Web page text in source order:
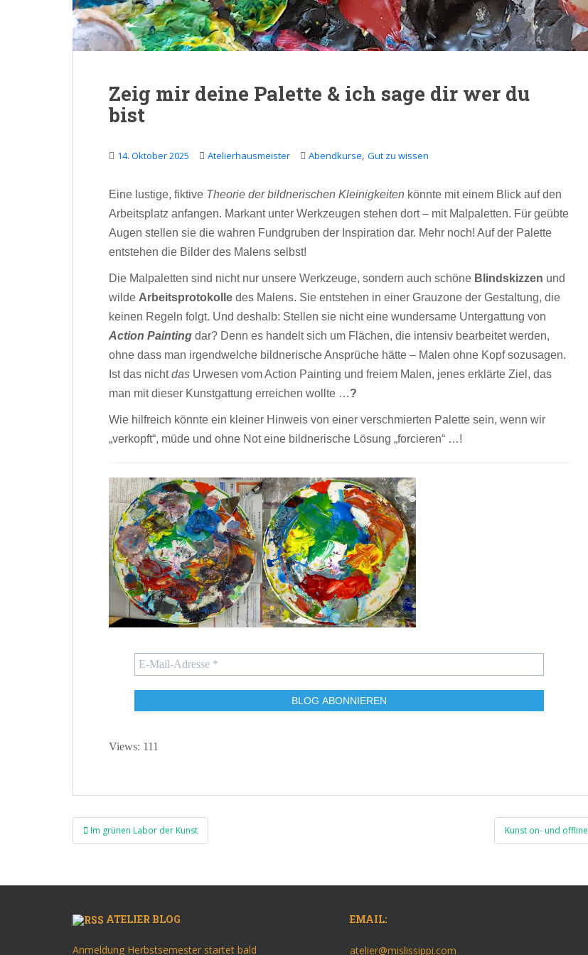
Zeig mir deine Palette & ich sage dir wer du
bist
14. Oktober 2025 Atelierhausmeister Abendkurse, Gut zu wissen
Eine lustige, fiktive Theorie der bildnerischen Kleinigkeiten könnte mit einem Blick auf den
Arbeitsplatz anfangen. Markant unter Werkzeugen stehen dort – mit Malpaletten. Für geübte
Augen stellen sie die wahren Fundgruben der Inspiration dar. Mehr noch! Auf der Palette
entstehen die Bilder des Malens selbst!
Die Malpaletten sind nicht nur unsere Werkzeuge, sondern auch schöne Blindskizzen und
wilde Arbeitsprotokolle des Malens. Sie entstehen in einer Grauzone der Gestaltung, die
keinen Regeln folgt. Und deshalb: Stellen sie nicht eine wundersame Untergattung von
Action Painting dar? Denn es handelt sich um Flächen, die intensiv bearbeitet werden,
ohne dass man irgendwelche bildnerische Ansprüche hätte – Malen ohne Kopf sozusagen.
Ist das nichtdas Urwesen vom Action Painting und freiem Malen, jenes erklärte Ziel, das
man mit dieser Kunstgattung erreichen wollte …?
Wie hilfreich könnte ein kleiner Hinweis von einer verschmierten Palette sein, wenn wir
„verkopft“, müde und ohne Not eine bildnerische Lösung „forcieren“ …!
Views: 111
Beitragsnavigation
Im grünen Labor der Kunst Kunst on- und offline
ATELIER BLOG
Anmeldung Herbstsemester startet bald
EMAIL:
atelier@mislissippi.com